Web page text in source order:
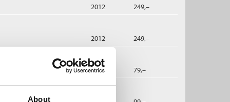
About
2012 249,–
2012 249,–
2012 79,–